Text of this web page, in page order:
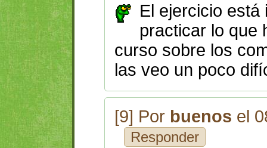
El ejercicio
practicar lo que
curso sobre los
las veo un poco
[9] Por buenos el
Responder